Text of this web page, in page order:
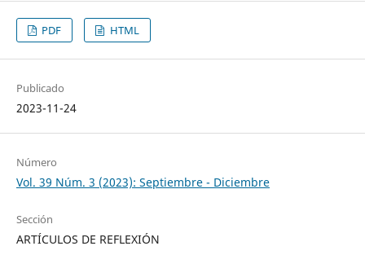
PDF HTML
Publicado
2023-11-24
Número
Vol. 39 Núm. 3 (2023): Septiembre - Diciembre
Sección
ARTÍCULOS DE REFLEXIÓN